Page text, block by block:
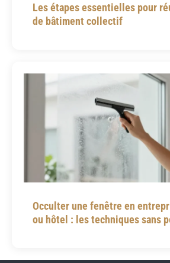
Les étapes essentielles pour
de bâtiment collectif
Occulter une fenêtre en
ou hôtel : les techniques sans